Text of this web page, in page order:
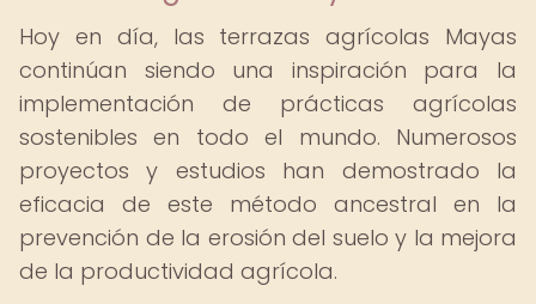
Hoy en día, las terrazas agrícolas Mayas
continúan siendo una inspiración para la
implementación de prácticas agrícolas
sostenibles en todo el mundo. Numerosos
proyectos y estudios han demostrado la
eficacia de este método ancestral en la
prevención de la erosión del suelo y la mejora
de la productividad agrícola.